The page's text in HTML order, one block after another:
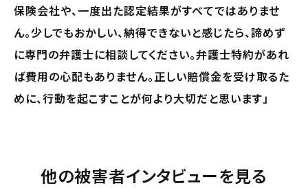
保険会社や、一度出た認定結果がすべてではありませ
ん。少しでもおかしい、納得できないと感じたら、諦めず
に専門の弁護士に相談してください。弁護士特約があれ
ば費用の心配もありません。正しい賠償金を受け取るた
めに、行動を起こすことが何より大切だと思います」
他の被害者インタビューを見る